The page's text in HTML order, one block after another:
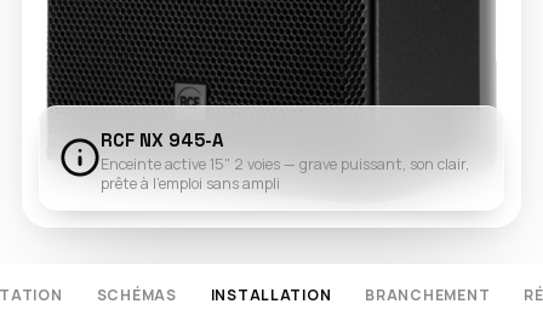
RCF NX 945-A
Enceinte active 15" 2 voies — grave puissant, son clair,
prête à l'emploi sans ampli
SCHÉMAS INSTALLATION BRANCHEMENT